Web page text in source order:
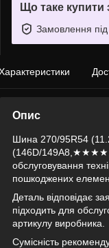
Що таке купити
Замовлення
Опис
Шина 270/95R54
(146D/
обслуговування
пошкоджених
Деталь відповідає
підходить для
артикулу виробника.
Сумісність